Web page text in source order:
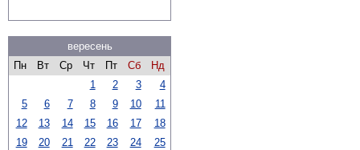
вересень
Пн
Вт Ср Чт Пт Сб
Нд
1
2 3
4
5
6 7 8 9 10
11
12
13 14 15 16 17
18
19
20 21 22 23 24
25